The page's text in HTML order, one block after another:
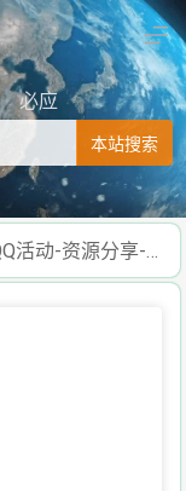
必应
本站搜索
牛b资源网-QQ活动-资源分享-源码基地-项目分享-安卓绿色软件基地